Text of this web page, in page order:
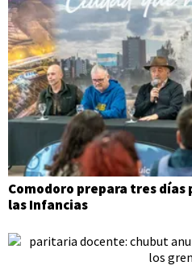
Comodoro prepara tres días
las Infancias